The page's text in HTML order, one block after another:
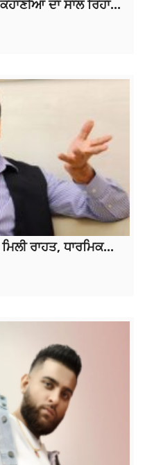
ਦਾ ਸਾਲ ਰਿਹਾ...
ਰਾਹਤ, ਧਾਰਮਿਕ...